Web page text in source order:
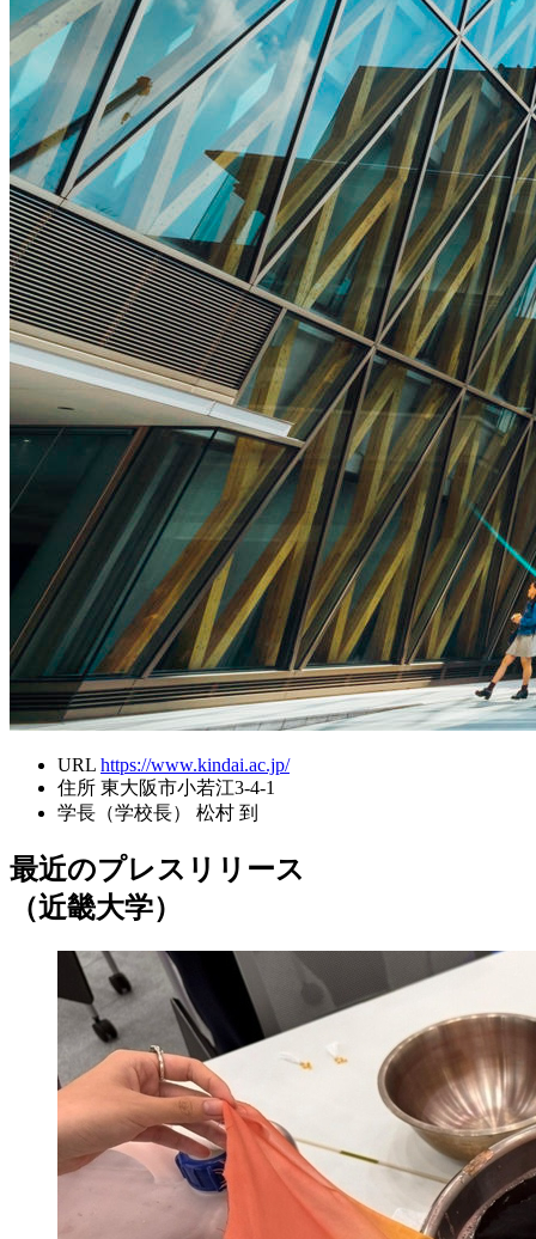
URL https://www.kindai.ac.jp/
住所 東大阪市小若江3-4-1
学長（学校長）
松村 到
最近のプレスリリース
（近畿大学）